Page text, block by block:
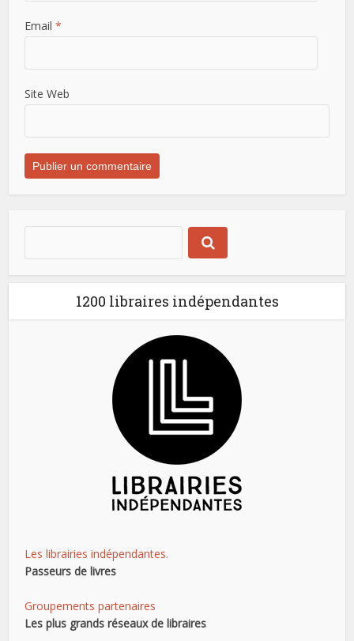
Email *
Site Web
1200 libraires indépendantes
Les librairies indépendantes.
Passeurs de livres
Groupements partenaires
Les plus grands réseaux de libraires